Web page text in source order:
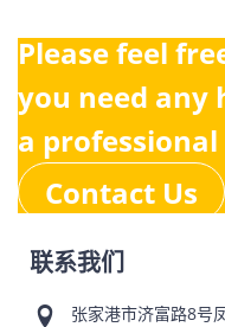
Please feel
you need any
a
Contact Us
联系我们
张家港市济富路8号